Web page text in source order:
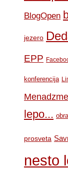
BlogOpen
jezero
EPP
konferencija
lepo...
prosveta
nesto